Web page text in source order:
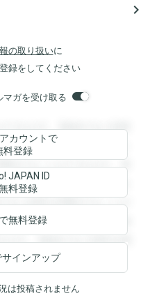
navigate_next
の取り扱いに
録をしてください
ガを受け取る
できます。登録すると回答
すると回答を閲覧すること
覧することができます。登
きます。登録すると回答を
ると回答を閲覧することが
することができます。登録
ます。登録すると回答を閲
カウントで
料登録
JAPAN ID
料登録
で無料登録
インアップ
は投稿されません